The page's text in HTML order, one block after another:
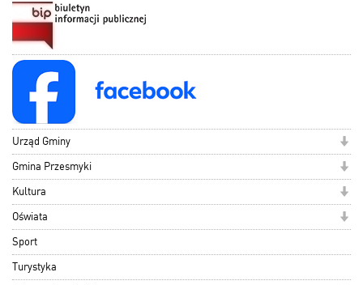
Urząd Gminy
Gmina Przesmyki
Kultura
Oświata
Sport
Turystyka